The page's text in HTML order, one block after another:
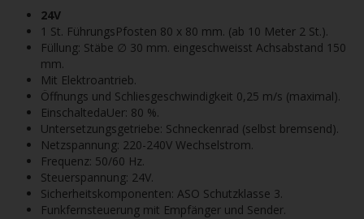
24V
1 St. FührungsPfosten 80 x 80 mm. (ab 10 Meter 2 St.).
Füllung: Stäbe ∅ 30 mm. eingeschweisst Achsabstand 150
mm.
Mit Elektroantrieb.
Öffnungs und Schliesgeschwindigkeit 0,25 m/s (maximal).
EinschaltedaUer: 80 %.
Untersetzungsgetriebe: Schneckenrad (selbst bremsend).
Netzspannung: 220-240V Wechselstrom.
Frequenz: 50/60 Hz.
Steuerspannung: 24V.
Sicherheitskomponenten: ASO Schutzklasse 3.
Funkfernsteuerung mit Empfänger und Sender.